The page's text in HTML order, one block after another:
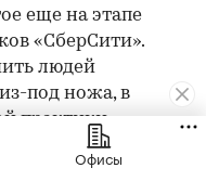
еще на этапе
«СберСити».
людей
под ножа, в
практики
центрах», —
Офисы